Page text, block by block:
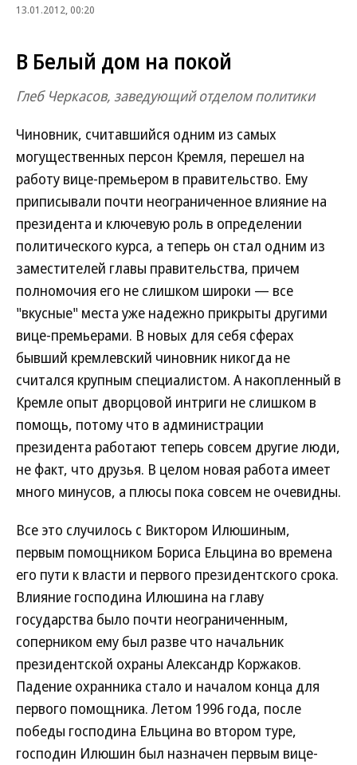
13.01.2012, 00:20
В Белый дом на покой
Глеб Черкасов, заведующий отделом политики
Чиновник, считавшийся одним из самых
могущественных персон Кремля, перешел на
работу вице-премьером в правительство. Ему
приписывали почти неограниченное влияние на
президента и ключевую роль в определении
политического курса, а теперь он стал одним из
заместителей главы правительства, причем
полномочия его не слишком широки — все
"вкусные" места уже надежно прикрыты другими
вице-премьерами. В новых для себя сферах
бывший кремлевский чиновник никогда не
считался крупным специалистом. А накопленный в
Кремле опыт дворцовой интриги не слишком в
помощь, потому что в администрации
президента работают теперь совсем другие люди,
не факт, что друзья. В целом новая работа имеет
много минусов, а плюсы пока совсем не очевидны.
Все это случилось с Виктором Илюшиным,
первым помощником Бориса Ельцина во времена
его пути к власти и первого президентского срока.
Влияние господина Илюшина на главу
государства было почти неограниченным,
соперником ему был разве что начальник
президентской охраны Александр Коржаков.
Падение охранника стало и началом конца для
первого помощника. Летом 1996 года, после
победы господина Ельцина во втором туре,
господин Илюшин был назначен первым вице-